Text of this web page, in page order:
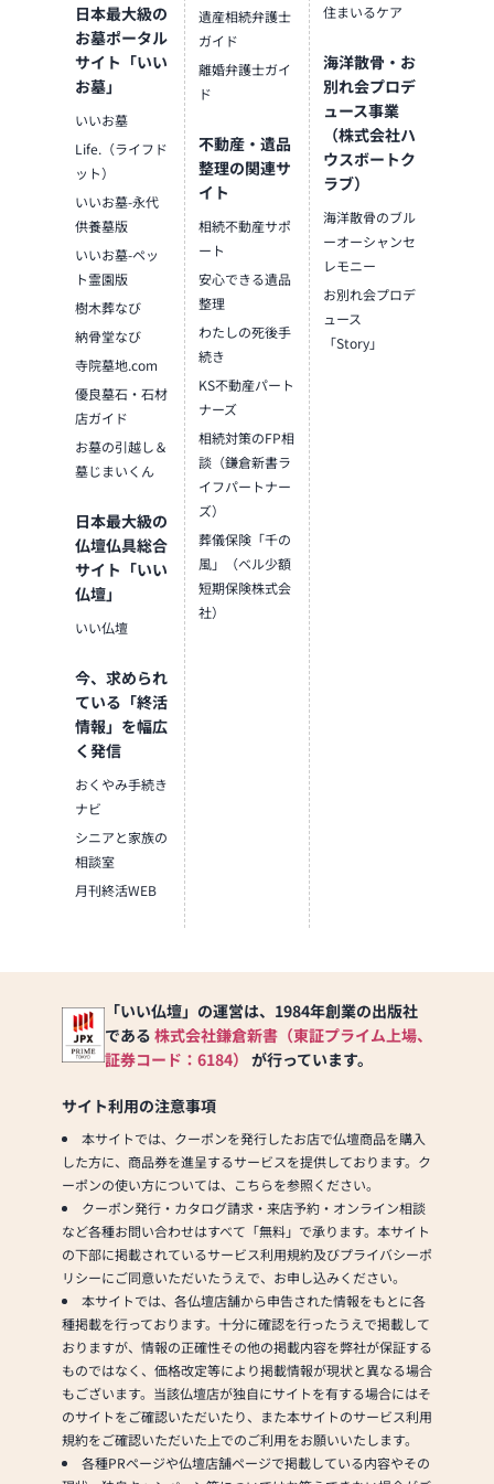
日本最大級の
お墓ポータル
サイト「いい
お墓」
いいお墓
Life.（ライフド
ット）
いいお墓-永代
供養墓版
いいお墓-ペッ
ト霊園版
樹木葬なび
納骨堂なび
寺院墓地.com
優良墓石・石材
店ガイド
お墓の引越し＆
墓じまいくん
日本最大級の
仏壇仏具総合
サイト「いい
仏壇」
いい仏壇
今、求められ
ている「終活
情報」を幅広
く発信
おくやみ手続き
ナビ
シニアと家族の
相談室
月刊終活WEB
遺産相続弁護士
ガイド
離婚弁護士ガイ
ド
不動産・遺品
整理の関連サ
イト
相続不動産サポ
ート
安心できる遺品
整理
わたしの死後手
続き
KS不動産パート
ナーズ
相続対策のFP相
談（鎌倉新書ラ
イフパートナー
ズ）
葬儀保険「千の
風」（ベル少額
短期保険株式会
社）
住まいるケア
海洋散骨・お
別れ会プロデ
ュース事業
（株式会社ハ
ウスボートク
ラブ）
海洋散骨のブル
ーオーシャンセ
レモニー
お別れ会プロデ
ュース
「Story」
「いい仏壇」の運営は、1984年創業の出版社
である 株式会社鎌倉新書（東証プライム上場、
証券コード：6184） が行っています。
サイト利用の注意事項
本サイトでは、クーポンを発行したお店で仏壇商品を購入
した方に、商品券を進呈するサービスを提供しております。ク
ーポンの使い方については、こちらを参照ください。
クーポン発行・カタログ請求・来店予約・オンライン相談
など各種お問い合わせはすべて「無料」で承ります。本サイト
の下部に掲載されているサービス利用規約及びプライバシーポ
リシーにご同意いただいたうえで、お申し込みください。
本サイトでは、各仏壇店舗から申告された情報をもとに各
種掲載を行っております。十分に確認を行ったうえで掲載して
おりますが、情報の正確性その他の掲載内容を弊社が保証する
ものではなく、価格改定等により掲載情報が現状と異なる場合
もございます。当該仏壇店が独自にサイトを有する場合にはそ
のサイトをご確認いただいたり、また本サイトのサービス利用
規約をご確認いただいた上でのご利用をお願いいたします。
各種PRページや仏壇店舗ページで掲載している内容やその